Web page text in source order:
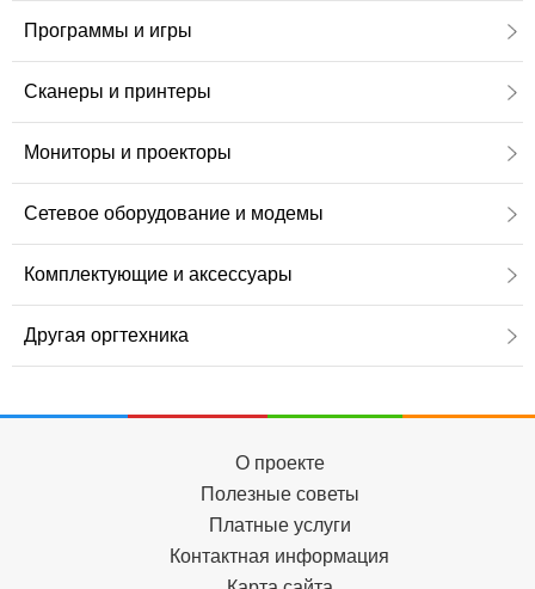
Программы и игры
Сканеры и принтеры
Мониторы и проекторы
Сетевое оборудование и модемы
Комплектующие и аксессуары
Другая оргтехника
О проекте
Полезные советы
Платные услуги
Контактная информация